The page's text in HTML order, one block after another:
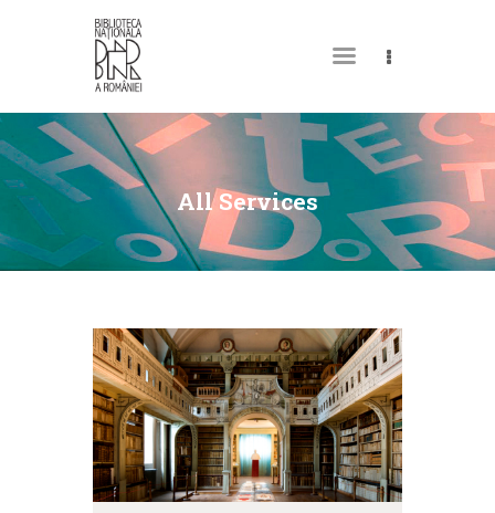
All Services
MY LIBRARY CARD